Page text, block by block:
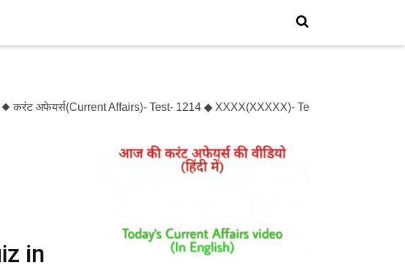
Affairs)- Test- 1214 ◆ XXXX(XXXXX)- Test- XXXXXX
in